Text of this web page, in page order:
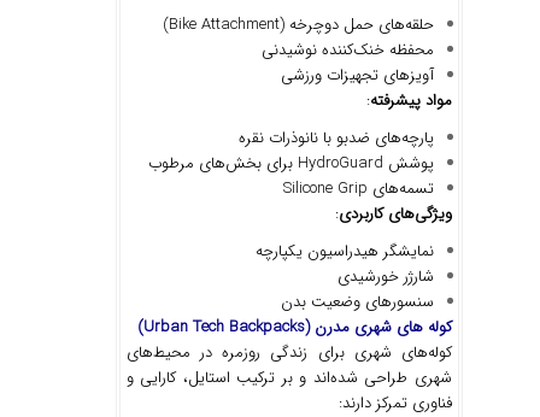
حلقه‌های حمل دوچرخه (Bike Attachment)
محفظه خنک‌کننده نوشیدنی
آویزهای تجهیزات ورزشی
مواد پیشرفته:
پارچه‌های ضدبو با نانوذرات نقره
پوشش HydroGuard برای بخش‌های مرطوب
تسمه‌های Silicone Grip
ویژگیهای کاربردی:
نمایشگر هیدراسیون یکپارچه
شارژر خورشیدی
سنسورهای وضعیت بدن
کوله های شهری مدرن(Urban Tech Backpacks)
کوله‌های شهری برای زندگی روزمره در محیط‌های
شهری طراحی شده‌اند و بر ترکیب استایل، کارایی و
فناوری تمرکز دارند: